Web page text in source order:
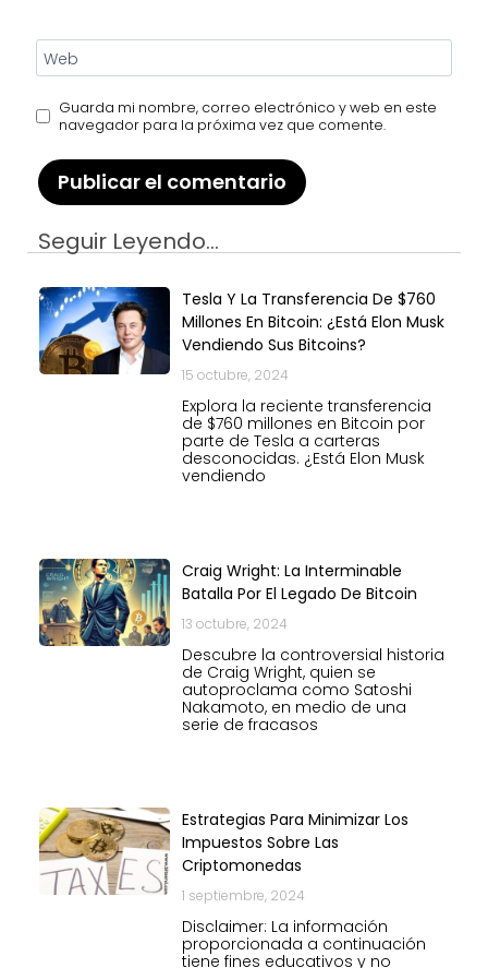
Web
Guarda mi nombre, correo electrónico y web en este
navegador para la próxima vez que comente.
Seguir Leyendo...
Tesla Y La Transferencia De $760
Millones En Bitcoin: ¿Está Elon Musk
Vendiendo Sus Bitcoins?
15 octubre, 2024
Explora la reciente transferencia
de $760 millones en Bitcoin por
parte de Tesla a carteras
desconocidas. ¿Está Elon Musk
vendiendo
Craig Wright: La Interminable
Batalla Por El Legado De Bitcoin
13 octubre, 2024
Descubre la controversial historia
de Craig Wright, quien se
autoproclama como Satoshi
Nakamoto, en medio de una
serie de fracasos
Estrategias Para Minimizar Los
Impuestos Sobre Las
Criptomonedas
1 septiembre, 2024
Disclaimer: La información
proporcionada a continuación
tiene fines educativos y no